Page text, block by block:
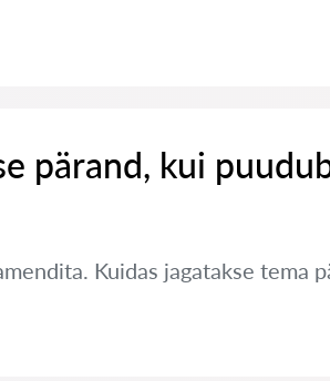
pärand, kui
Kuidas jagatakse tema